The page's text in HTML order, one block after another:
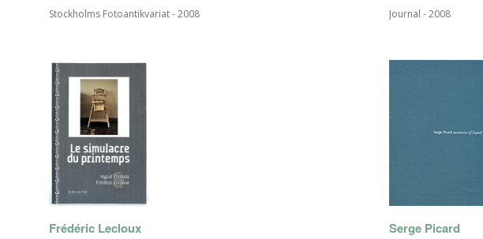
Stockholms Fotoantikvariat - 2008 Journal - 2008
Frédéric Lecloux Serge Picard